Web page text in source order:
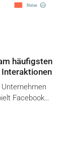
häufigsten
Facebook…